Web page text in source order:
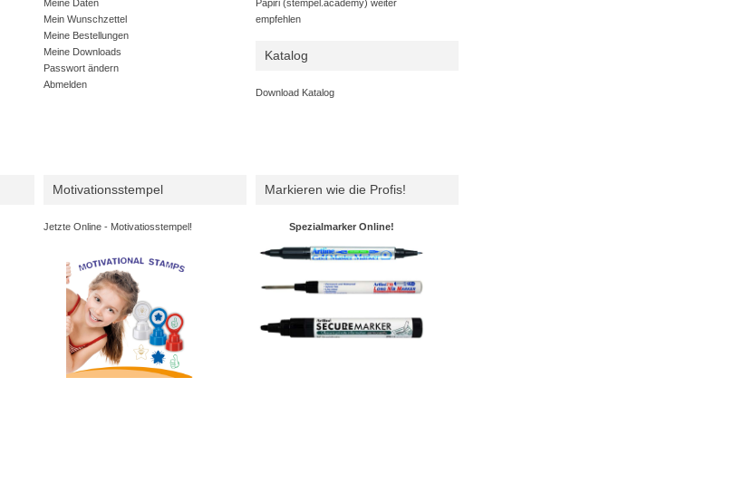
Meine Daten
Mein Wunschzettel
Meine Bestellungen
Meine Downloads
Passwort ändern
Abmelden
Papiri (stempel.academy) weiter
empfehlen
Katalog
Download Katalog
Motivationsstempel
Jetzte Online - Motivatiosstempel!
Markieren wie die Profis!
Spezialmarker Online!